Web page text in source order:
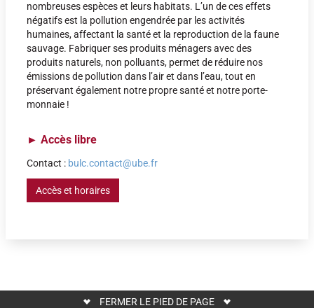
nombreuses espèces et leurs habitats. L’un de ces effets
négatifs est la pollution engendrée par les activités
humaines, affectant la santé et la reproduction de la faune
sauvage. Fabriquer ses produits ménagers avec des
produits naturels, non polluants, permet de réduire nos
émissions de pollution dans l’air et dans l’eau, tout en
préservant également notre propre santé et notre porte-
monnaie !
► Accès libre
Contact : bulc.contact@ube.fr
Accès et horaires
FERMER LE PIED DE PAGE